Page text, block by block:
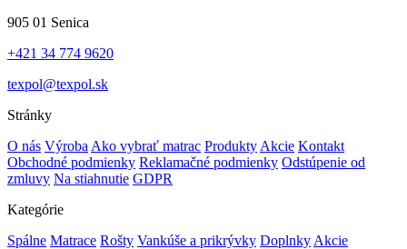
905 01 Senica
+421 34 774 9620
texpol@texpol.sk
Stránky
O nás Výroba Ako vybrať matrac Produkty Akcie Kontakt
Obchodné podmienky Reklamačné podmienky Odstúpenie od
zmluvy Na stiahnutie GDPR
Kategórie
Spálne Matrace Rošty Vankúše a prikrývky Doplnky Akcie